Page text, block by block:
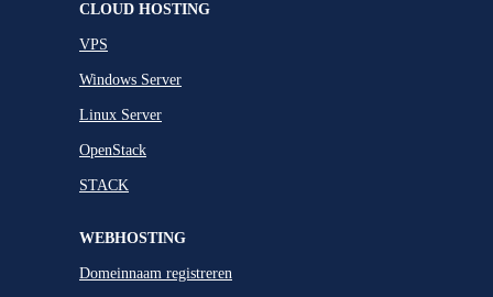
CLOUD HOSTING
VPS
Windows Server
Linux Server
OpenStack
STACK
WEBHOSTING
Domeinnaam registreren